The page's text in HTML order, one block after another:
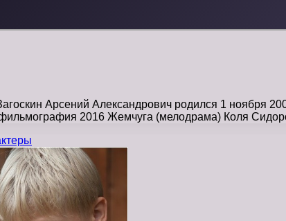
Арсений Александрович родился 1 ноября
2016 Жемчуга (мелодрама) Коля